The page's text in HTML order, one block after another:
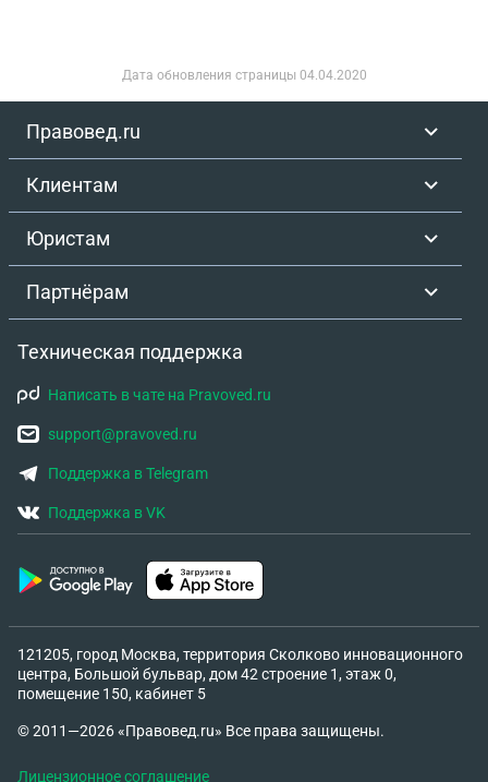
Дата обновления страницы 04.04.2020
Правовед.ru
Клиентам
Юристам
Партнёрам
Техническая поддержка
Написать в чате на Pravoved.ru
support@pravoved.ru
Поддержка в Telegram
Поддержка в VK
121205, город Москва, территория Сколково инновационного
центра, Большой бульвар, дом 42 строение 1, этаж 0,
помещение 150, кабинет 5
© 2011—2026 «Правовед.ru» Все права защищены.
Лицензионное соглашение